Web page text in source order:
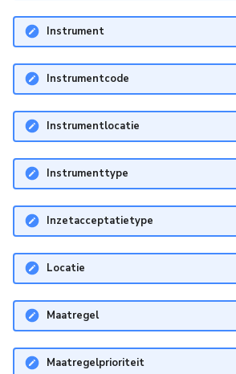
Instrument
Instrumentcode
Instrumentlocatie
Instrumenttype
Inzetacceptatietype
Locatie
Maatregel
Maatregelprioriteit